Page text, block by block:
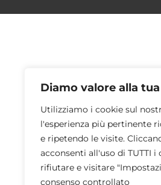
Diamo valore alla
Utilizziamo i cookie sul
l'esperienza più pertinente
e ripetendo le visite.
acconsenti all'uso di TUTTI i
rifiutare e visitare
consenso controllato